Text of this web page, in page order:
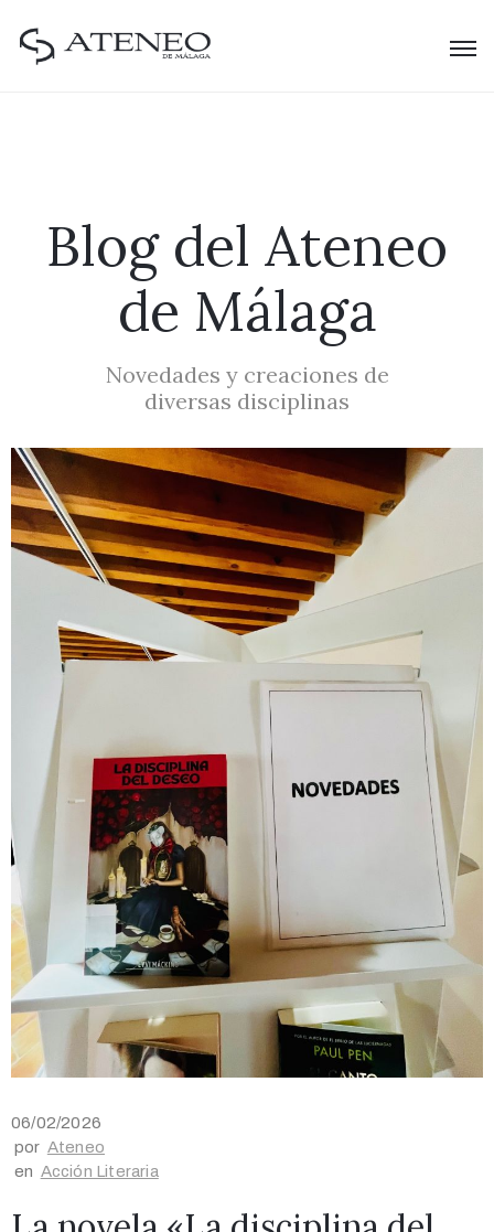
Blog del Ateneo
de Málaga
Novedades y creaciones de
diversas disciplinas
06/02/2026
por Ateneo
en Acción Literaria